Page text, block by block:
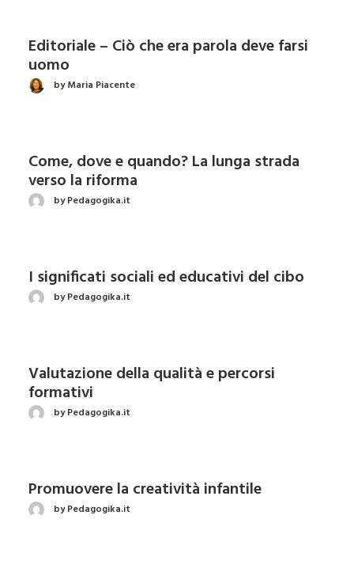
Editoriale – Ciò che era parola deve farsi
uomo
by Maria Piacente
Come, dove e quando? La lunga strada
verso la riforma
by Pedagogika.it
I significati sociali ed educativi del cibo
by Pedagogika.it
Valutazione della qualità e percorsi
formativi
by Pedagogika.it
Promuovere la creatività infantile
by Pedagogika.it